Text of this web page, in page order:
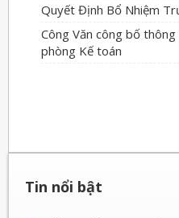
Quyết Định Bổ Nhiệm
Công Văn công bố
phòng Kế toán
Tin nổi bật